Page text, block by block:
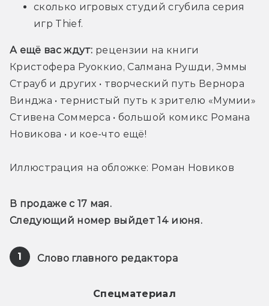
сколько игровых студий сгубила серия
игр Thief.
А ещё вас ждут: рецензии на книги
Кристофера Руоккио, Салмана Рушди, Эммы
Страуб и других • творческий путь Вернора
Винджа • тернистый путь к зрителю «Мумии»
Стивена Соммерса • большой комикс Романа
Новикова • и кое-что ещё!
Иллюстрация на обложке: Роман Новиков
В продаже с 17 мая.
Следующий номер выйдет 14 июня.
1 Слово главного редактора
Спецматериал